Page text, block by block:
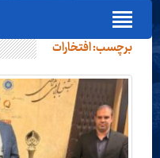
برچسب:افتخارات